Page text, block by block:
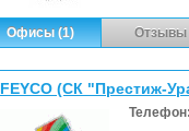
Офисы (1) Отзывы
FEYCO (СК "Престиж-